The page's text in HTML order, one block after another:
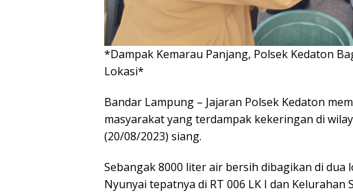
*Dampak Kemarau Panjang, Polsek Kedaton
Lokasi*
Bandar Lampung – Jajaran Polsek Kedaton
masyarakat yang terdampak kekeringan di
(20/08/2023) siang.
Sebangak 8000 liter air bersih dibagikan di dua
Nyunyai tepatnya di RT 006 LK I dan Kelurahan